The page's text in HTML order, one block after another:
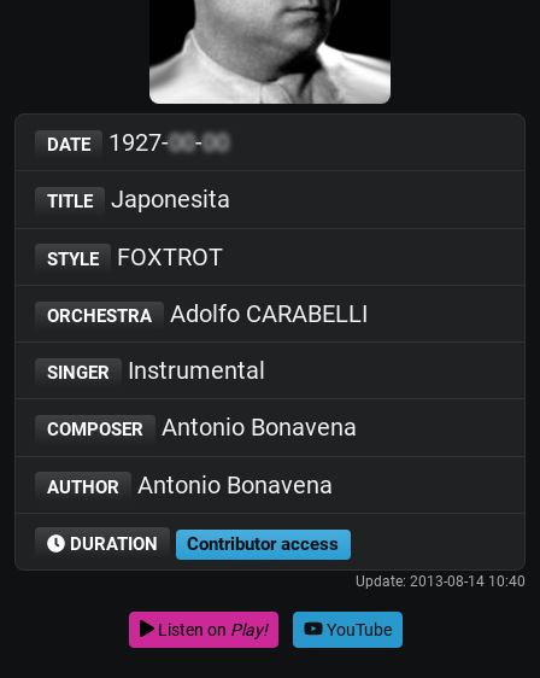
DATE 1927-00-00
TITLE Japonesita
STYLE FOXTROT
ORCHESTRA Adolfo CARABELLI
SINGER Instrumental
COMPOSER Antonio Bonavena
AUTHOR Antonio Bonavena
DURATION Contributor access
Update: 2013-08-14 10:40
Listen on Play! YouTube